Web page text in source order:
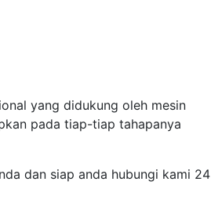
yang didukung oleh mesin
pada tiap-tiap tahapanya
dan siap anda hubungi kami 24